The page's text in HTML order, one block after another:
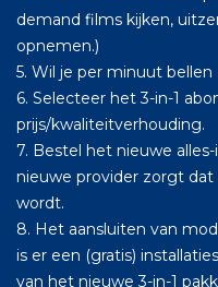
demand films kijken,
opnemen.)
5. Wil je per minuut
6. Selecteer het 3-in-1
prijs/kwaliteitverhouding.
7. Bestel het nieuwe
nieuwe provider zorgt
wordt.
8. Het aansluiten van
is er een (gratis)
van het nieuwe 3-in-1